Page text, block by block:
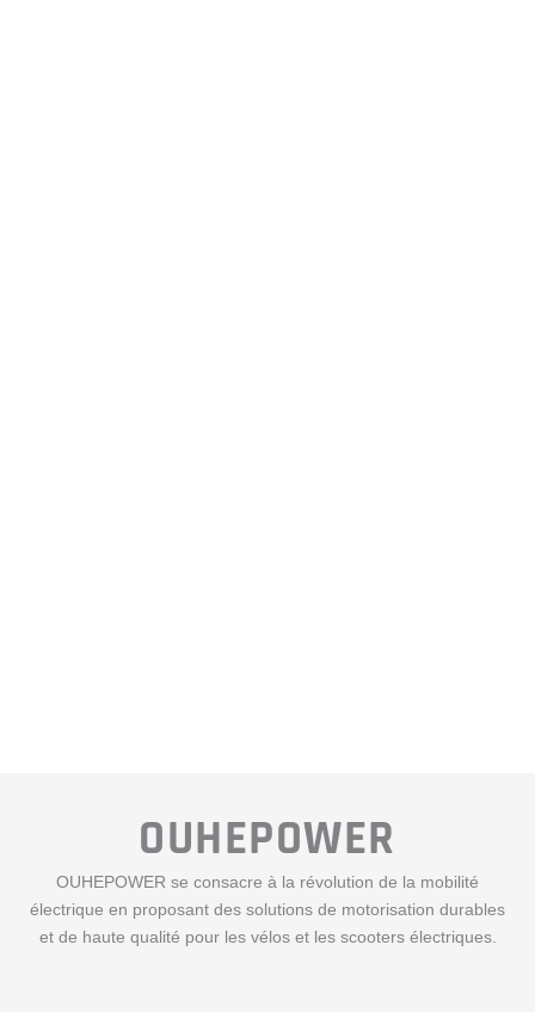
OUHEPOWER
OUHEPOWER se consacre à la révolution de la mobilité
électrique en proposant des solutions de motorisation durables
et de haute qualité pour les vélos et les scooters électriques.